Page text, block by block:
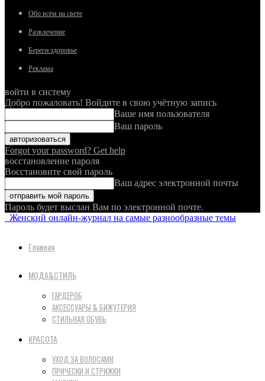
Обо всём на свете
Развлечение
Береги здоровье
Реклама
войти в систему
Добро пожаловать! Войдите в свою учётную запись
Ваше имя пользователя
Ваш пароль
Forgot your password? Get help
восстановление пароля
Восстановите свой пароль
Ваш адрес электронной почты
Пароль будет выслан Вам по электронной почте.
Женский онлайн-журнал на самые разнообразные темы
Главная
МОДА&СТИЛЬ
ГАРДЕРОБ
АКСЕССУАРЫ & БИЖУТЕРИЯ
СТИЛЬНАЯ ОБУВЬ
КРАСОТА
УХОД ЗА ВОЛОСАМИ
ПРИЧЕСКИ И СТРИЖКИ